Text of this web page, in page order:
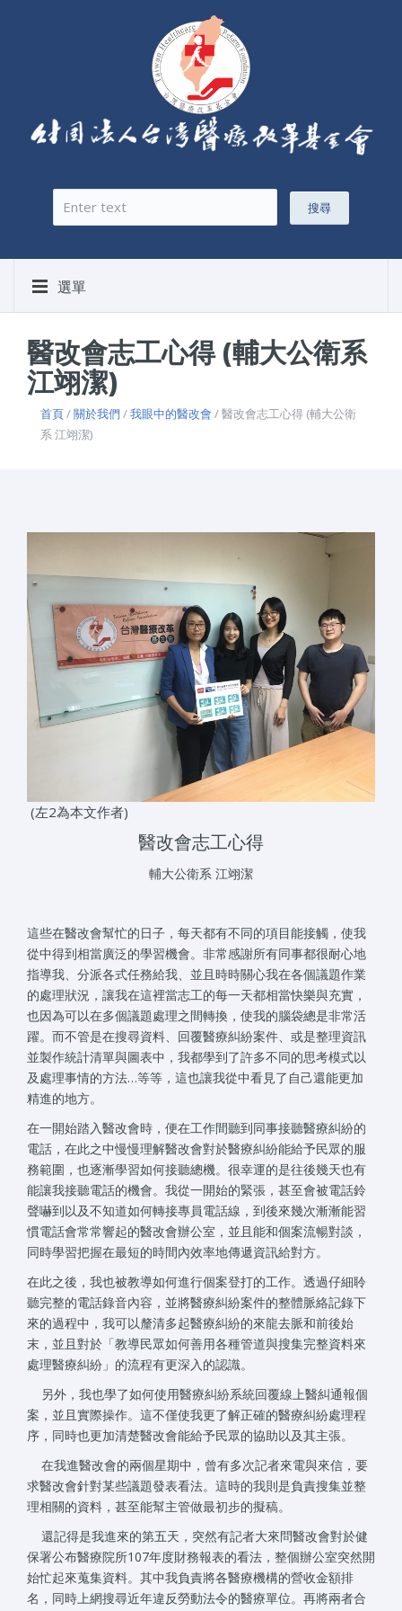
搜尋表單
搜尋
選單
醫改會志工心得 (輔大公衛系
江翊潔)
首頁/關於我們 /我眼中的醫改會 / 醫改會志工心得 (輔大公衛
系 江翊潔)
(左2為本文作者)
醫改會志工心得
輔大公衛系 江翊潔
這些在醫改會幫忙的日子，每天都有不同的項目能接觸，使我
從中得到相當廣泛的學習機會。非常感謝所有同事都很耐心地
指導我、分派各式任務給我、並且時時關心我在各個議題作業
的處理狀況，讓我在這裡當志工的每一天都相當快樂與充實，
也因為可以在多個議題處理之間轉換，使我的腦袋總是非常活
躍。而不管是在搜尋資料、回覆醫療糾紛案件、或是整理資訊
並製作統計清單與圖表中，我都學到了許多不同的思考模式以
及處理事情的方法…等等，這也讓我從中看見了自己還能更加
精進的地方。
在一開始踏入醫改會時，便在工作間聽到同事接聽醫療糾紛的
電話，在此之中慢慢理解醫改會對於醫療糾紛能給予民眾的服
務範圍，也逐漸學習如何接聽總機。很幸運的是往後幾天也有
能讓我接聽電話的機會。我從一開始的緊張，甚至會被電話鈴
聲嚇到以及不知道如何轉接專員電話線，到後來幾次漸漸能習
慣電話會常常響起的醫改會辦公室，並且能和個案流暢對談，
同時學習把握在最短的時間內效率地傳遞資訊給對方。
在此之後，我也被教導如何進行個案登打的工作。透過仔細聆
聽完整的電話錄音內容，並將醫療糾紛案件的整體脈絡記錄下
來的過程中，我可以釐清多起醫療糾紛的來龍去脈和前後始
末，並且對於「教導民眾如何善用各種管道與搜集完整資料來
處理醫療糾紛」的流程有更深入的認識。
另外，我也學了如何使用醫療糾紛系統回覆線上醫糾通報個
案，並且實際操作。這不僅使我更了解正確的醫療糾紛處理程
序，同時也更加清楚醫改會能給予民眾的協助以及其主張。
在我進醫改會的兩個星期中，曾有多次記者來電與來信，要
求醫改會針對某些議題發表看法。這時的我則是負責搜集並整
理相關的資料，甚至能幫主管做最初步的擬稿。
還記得是我進來的第五天，突然有記者大來問醫改會對於健
保署公布醫療院所107年度財務報表的看法，整個辦公室突然開
始忙起來蒐集資料。其中我負責將各醫療機構的營收金額排
名，同時上網搜尋近年違反勞動法令的醫療單位。再將兩者合